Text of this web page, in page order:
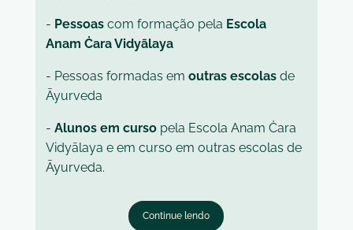
- Pessoascom formação pela Escola
Anam Ċara Vidyālaya
- Pessoas formadas em outras escolasde
Āyurveda
- Alunos em cursopela Escola Anam Ċara
Vidyālaya e em curso em outras escolas de
Āyurveda.
Continue lendo